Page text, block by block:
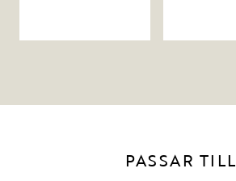
PASSAR TILL